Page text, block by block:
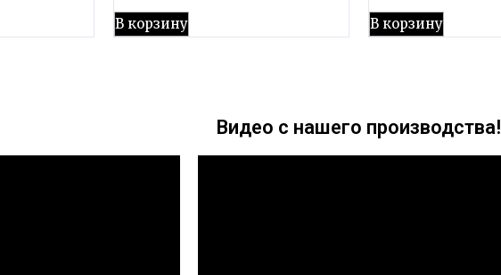
В корзину В корзину
Видео с нашего производства!